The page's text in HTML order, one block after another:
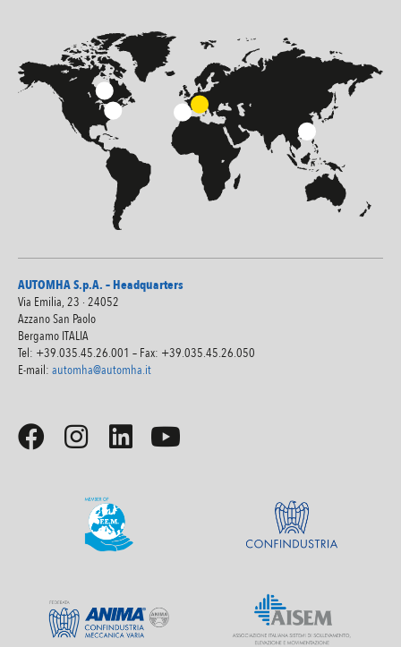
AUTOMHA S.p.A. – Headquarters
Via Emilia, 23 · 24052
Azzano San Paolo
Bergamo ITALIA
Tel: +39.035.45.26.001 – Fax: +39.035.45.26.050
E-mail: automha@automha.it